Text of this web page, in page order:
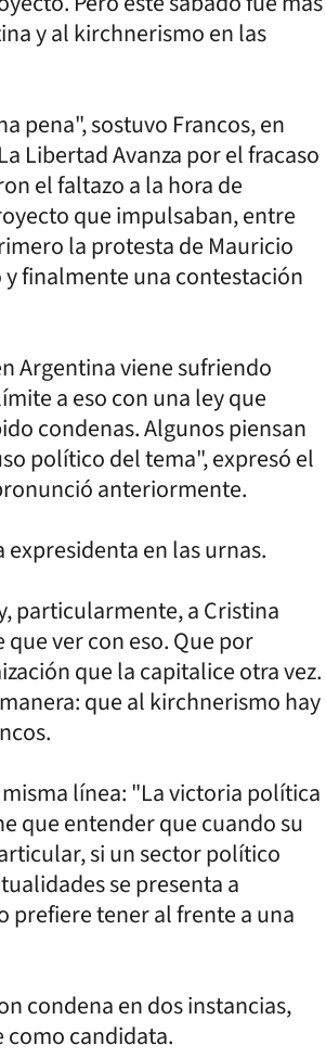
y al kirchnerismo en las
pena", sostuvo Francos, en
Libertad Avanza por el fracaso
el faltazo a la hora de
que impulsaban, entre
la protesta de Mauricio
finalmente una contestación
Argentina viene sufriendo
a eso con una ley que
condenas. Algunos piensan
político del tema", expresó el
anteriormente.
en las urnas.
particularmente, a Cristina
ver con eso. Que por
que la capitalice otra vez.
que al kirchnerismo hay
línea: "La victoria política
que entender que cuando su
si un sector político
se presenta a
prefiere tener al frente a una
condena en dos instancias,
como candidata.